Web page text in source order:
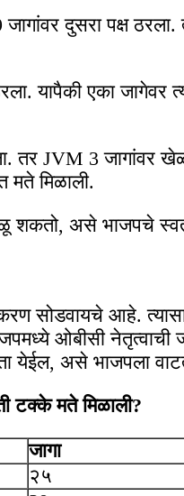
दुसरा पक्ष
यापैकी एका जागेवर
JVM 3 जागांवर
मते मिळाली.
मिळू शकतो, असे
सोडवायचे आहे.
ओबीसी नेतृत्वाची
येईल, असे भाजपला
टक्के मते मिळाली?
जागा
२५